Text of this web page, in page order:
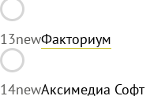
13newФакториум
14newАксимедиа Софт